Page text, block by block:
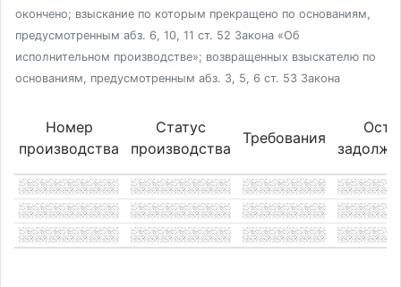
окончено; взыскание по которым прекращено по основаниям,
предусмотренным абз. 6, 10, 11 ст. 52 Закона «Об
исполнительном производстве»; возвращенных взыскателю по
основаниям, предусмотренным абз. 3, 5, 6 ст. 53 Закона
Номер
производства
Статус
производства
Требования